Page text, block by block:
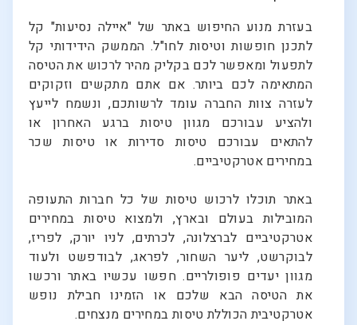
בעזרת מנוע החיפוש באתר של "איילה נסיעות" קל
לתכנן חופשות וטיסות לחו"ל. הממשק הידידותי קל
לתפעול ומאפשר לכם בקליק מהיר לרכוש את הטיסה
המתאימה לכם ביותר. אם אתם מתקשים וזקוקים
לעזרה צוות החברה עומד לרשותכם, ונשמח לייעץ
ולהציע עבורכם מגוון טיסות ברגע האחרון או
להתאים עבורכם טיסות סדירות או טיסות שכר
במחירים אטרקטיביים.
באתר תוכלו לרכוש טיסות של כל חברות התעופה
המובילות בעולם ובארץ, ולמצוא טיסות במחירים
אטרקטיביים לברצלונה, לכרתים, לניו יורק, לפריז,
לבוקרשט, ליער השחור, לפראג, לבודפשט ולעוד
מגוון יעדים פופולריים. חפשו עכשיו באתר ורכשו
את הטיסה הבא שלכם או הזמינו חבילת נופש
אטרקטיבית הכוללת טיסות במחירים מנצחים.